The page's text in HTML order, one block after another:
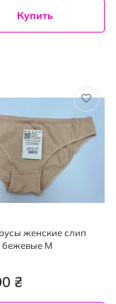
Купить
женские слип
бежевые M
₴